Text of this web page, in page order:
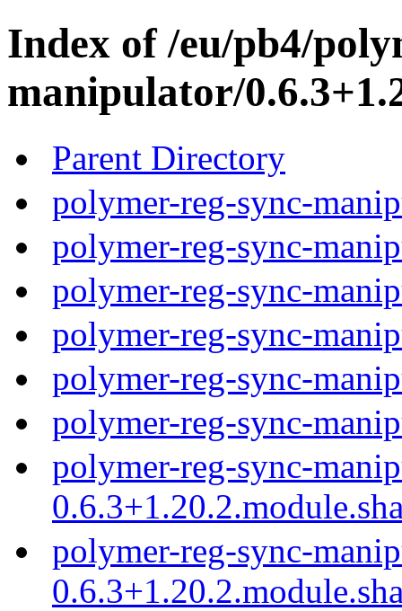
Index of /eu/pb4/
manipulator/
Parent Directory
polymer-reg-sync-
polymer-reg-sync-
polymer-reg-sync-
polymer-reg-sync-
polymer-reg-sync-
polymer-reg-sync-
polymer-reg-sync-
polymer-reg-sync-